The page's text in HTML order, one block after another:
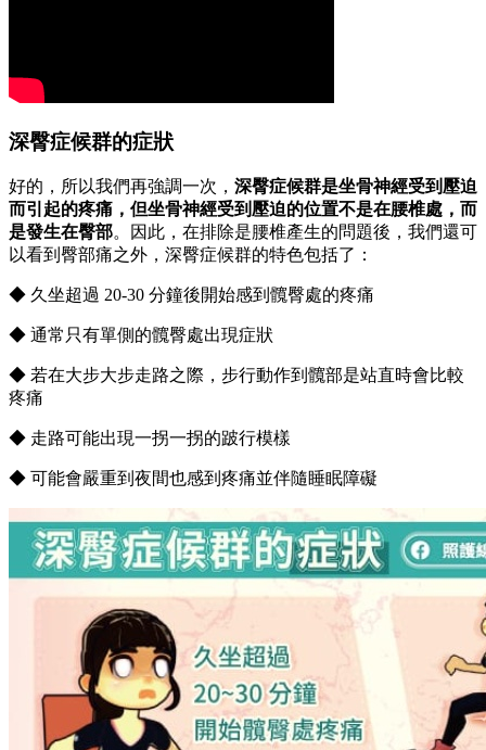
深臀症候群的症狀
好的，所以我們再強調一次， 深臀症候群是坐骨神經受到壓迫
而引起的疼痛，但坐骨神經受到壓迫的位置不是在腰椎處，而
是發生在臀部。因此，在排除是腰椎產生的問題後，我們還可
以看到臀部痛之外，深臀症候群的特色包括了：
◆ 久坐超過 20-30 分鐘後開始感到髖臀處的疼痛
◆ 通常只有單側的髖臀處出現症狀
◆ 若在大步大步走路之際，步行動作到髖部是站直時會比較
疼痛
◆ 走路可能出現一拐一拐的跛行模樣
◆ 可能會嚴重到夜間也感到疼痛並伴隨睡眠障礙